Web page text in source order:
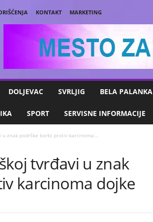
KONTAKT
MARKETING
DOLJEVAC SVRLJIG BELA PALANKA
SPORT SERVISNE INFORMACIJE
u znak podrške borbi protiv karcinoma...
tvrđavi u znak
karcinoma dojke